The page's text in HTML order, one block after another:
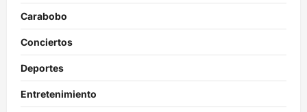
la
edición
Open
Carabobo
Conciertos
Deportes
Entretenimiento